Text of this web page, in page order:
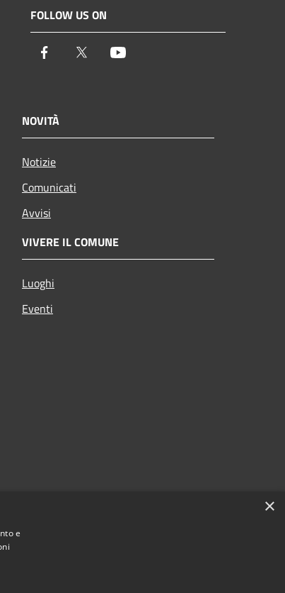
FOLLOW US ON
Facebook Twitter
NOVITÀ
Notizie
Comunicati
Avvisi
VIVERE IL COMUNE
Luoghi
Eventi
×
e